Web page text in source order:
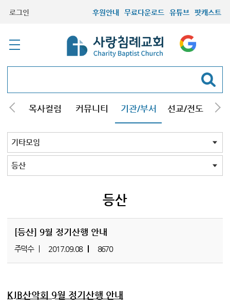
로그인 후원안내 무료다운로드 유튜브 팟캐스트
해 목사컬럼 커뮤니티 기관/부서 선교/전도 질
교회학교
청년부
청장년부
형제모임
자매모임
기타모임
어르신모임
영재과학반
신학원
기타모임 전체
시흥/안산/광명지역
콰이어
축구
등산
등산
[등산] 9월 정기산행 안내
주덕수 2017.09.08 8670
KJB산악회 9월 정기산행 안내